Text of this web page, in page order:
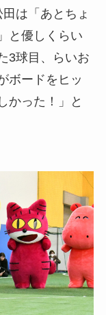
は「あとちょ
と優しくらい
3球目、らいお
ボードをヒッ
かった！」と